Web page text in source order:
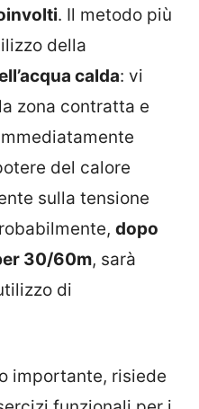
. Il metodo più
della
calda: vi
zona contratta e
del calore
sulla tensione
dopo
30/60m, sarà
di
importante, risiede